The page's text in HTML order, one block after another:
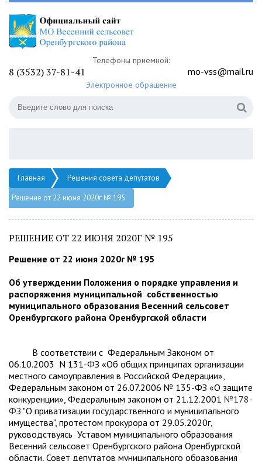
Телефоны приемной:
8 (3532) 37-81-41 mo-vss@mail.ru
Электронное обращение
Главная
Решения совета депутатов
Решение от 22 июня 2020г № 195
РЕШЕНИЕ ОТ 22 ИЮНЯ 2020Г № 195
Решение от 22 июня 2020г № 195
Об утверждении Положения о порядке управления и
распоряжения муниципальной собственностью
муниципального образования Весенний сельсовет
Оренбургского района Оренбургской области
В соответствии с Федеральным Законом от
06.10.2003 N 131-ФЗ «Об общих принципах организации
местного самоуправления в Российской Федерации»,
Федеральным законом от 26.07.2006 № 135-ФЗ «О защите
конкуренции», Федеральным законом от 21.12.2001 №178-
ФЗ "О приватизации государственного и муниципального
имущества", протестом прокурора от 29.05.2020г,
руководствуясь Уставом муниципального образования
Весенний сельсовет Оренбургского района Оренбургской
области, Совет депутатов муниципального образования